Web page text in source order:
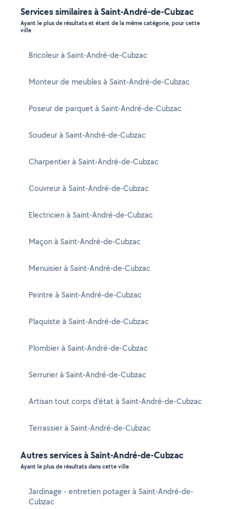
Services similaires à Saint-André-de-Cubzac
Ayant le plus de résultats et étant de la même catégorie, pour cette
ville
Bricoleur à Saint-André-de-Cubzac
Monteur de meubles à Saint-André-de-Cubzac
Poseur de parquet à Saint-André-de-Cubzac
Soudeur à Saint-André-de-Cubzac
Charpentier à Saint-André-de-Cubzac
Couvreur à Saint-André-de-Cubzac
Electricien à Saint-André-de-Cubzac
Maçon à Saint-André-de-Cubzac
Menuisier à Saint-André-de-Cubzac
Peintre à Saint-André-de-Cubzac
Plaquiste à Saint-André-de-Cubzac
Plombier à Saint-André-de-Cubzac
Serrurier à Saint-André-de-Cubzac
Artisan tout corps d'état à Saint-André-de-Cubzac
Terrassier à Saint-André-de-Cubzac
Autres services à Saint-André-de-Cubzac
Ayant le plus de résultats dans cette ville
Jardinage - entretien potager à Saint-André-de-
Cubzac